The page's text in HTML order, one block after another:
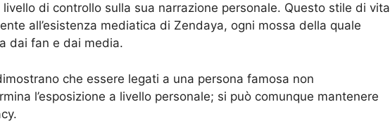
di controllo sulla sua narrazione personale. Questo stile di vita
all’esistenza mediatica di Zendaya, ogni mossa della quale
dai fan e dai media.
che essere legati a una persona famosa non
l’esposizione a livello personale; si può comunque mantenere